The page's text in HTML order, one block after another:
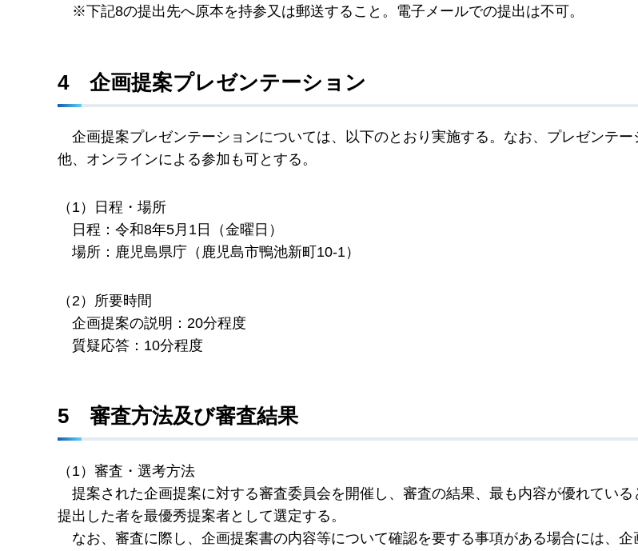
※下記8の提出先へ原本を持参又は郵送すること。電子メールでの提出は不可。
4 企画提案プレゼンテーション
企画提案プレゼンテーションについては、以下のとおり実施する。なお、プレゼンテ
他、オンラインによる参加も可とする。
（1）日程・場所
日 程：令和8年5月1日（金曜日）
場所：鹿児島県庁（鹿児島市鴨池新町10-1）
（2）所要時間
企画提案の説明：20分程度
質疑応答：10分程度
5 審査方法及び審査結果
（1）審査・選考方法
提案された企画提案に対する審査委員会を開催し、審査の結果、最も内容が優れている
提出した者を最優秀提案者として選定する。
なお、審査に際し、企画提案書の内容等について確認を要する事項がある場合には、